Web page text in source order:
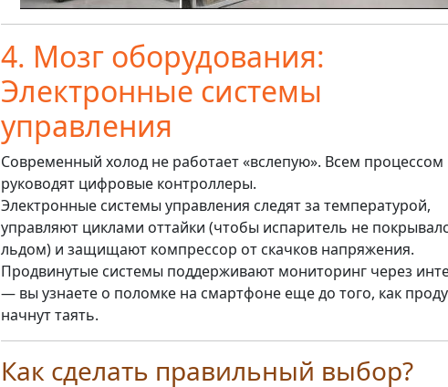
4. Мозг оборудования:
Электронные системы
управления
Современный холод не работает «вслепую». Всем процессом
руководят цифровые контроллеры.
Электронные системы управления следят за температурой,
управляют циклами оттайки (чтобы испаритель не
льдом) и защищают компрессор от скачков напряжения.
Продвинутые системы поддерживают мониторинг через
— вы узнаете о поломке на смартфоне еще до того, как
начнут таять.
Как сделать правильный выбор?